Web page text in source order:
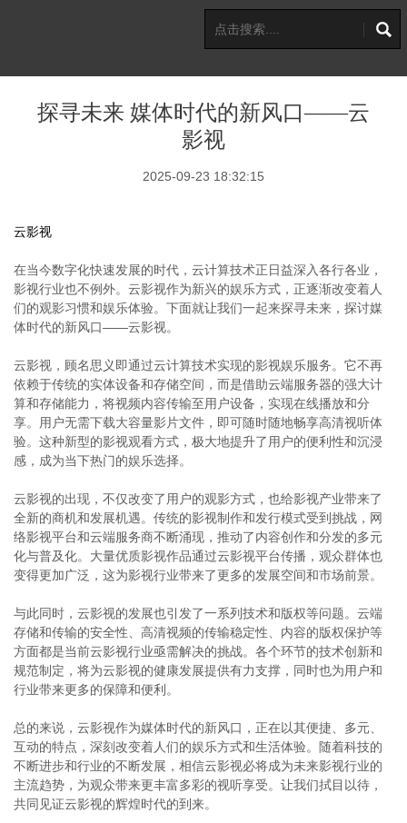
探寻未来 媒体时代的新风口——云
影视
2025-09-23 18:32:15
云影视
在当今数字化快速发展的时代，云计算技术正日益深入各行各业，
影视行业也不例外。云影视作为新兴的娱乐方式，正逐渐改变着人
们的观影习惯和娱乐体验。下面就让我们一起来探寻未来，探讨媒
体时代的新风口——云影视。
云影视，顾名思义即通过云计算技术实现的影视娱乐服务。它不再
依赖于传统的实体设备和存储空间，而是借助云端服务器的强大计
算和存储能力，将视频内容传输至用户设备，实现在线播放和分
享。用户无需下载大容量影片文件，即可随时随地畅享高清视听体
验。这种新型的影视观看方式，极大地提升了用户的便利性和沉浸
感，成为当下热门的娱乐选择。
云影视的出现，不仅改变了用户的观影方式，也给影视产业带来了
全新的商机和发展机遇。传统的影视制作和发行模式受到挑战，网
络影视平台和云端服务商不断涌现，推动了内容创作和分发的多元
化与普及化。大量优质影视作品通过云影视平台传播，观众群体也
变得更加广泛，这为影视行业带来了更多的发展空间和市场前景。
与此同时，云影视的发展也引发了一系列技术和版权等问题。云端
存储和传输的安全性、高清视频的传输稳定性、内容的版权保护等
方面都是当前云影视行业亟需解决的挑战。各个环节的技术创新和
规范制定，将为云影视的健康发展提供有力支撑，同时也为用户和
行业带来更多的保障和便利。
总的来说，云影视作为媒体时代的新风口，正在以其便捷、多元、
互动的特点，深刻改变着人们的娱乐方式和生活体验。随着科技的
不断进步和行业的不断发展，相信云影视必将成为未来影视行业的
主流趋势，为观众带来更丰富多彩的视听享受。让我们拭目以待，
共同见证云影视的辉煌时代的到来。